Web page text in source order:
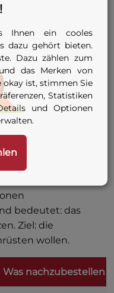
bis PLAS4PE). Für
nachschleifbar.
gehärtetes
Diamant) zum
und PVC-Klingen
aber nicht
richtige
– und
bedeutet: das
Ziel: die
wollen.
Was nachzubestellen
Ihnen ein cooles
dazu gehört bieten.
Dazu zählen zum
das Merken von
okay ist, stimmen Sie
Statistiken
und Optionen